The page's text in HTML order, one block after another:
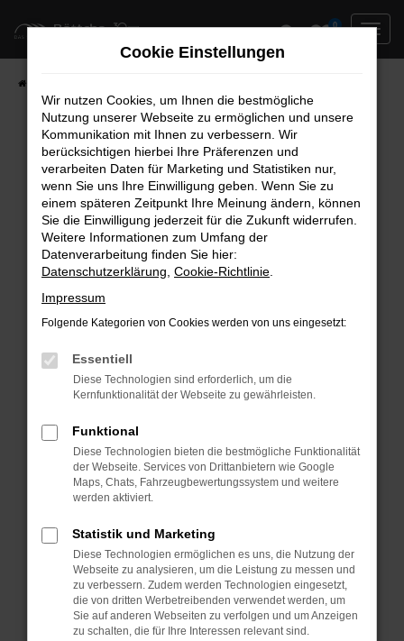
Zum
springen
0
Fehler: Network Error
Beim Laden ist ein Fehler aufgetreten.
Hier sind ein paar Tipps, die dir helfen können:
Überprüfe deine Firewall und deine
Internetverbindung.
Laden andere Webseiten, zum Beispiel deine
Manche Erweiterungen, wie Werbeblocker,
können das Laden bestimmter Seiten
verhindern. Funktioniert die Seite in einem
Fenster?
Starte dein Gerät neu.
Das kann manchmal helfen, vorübergehende
Probleme zu beheben.
Stelle sicher, dass dein Browser und dein
Betriebssystem auf dem neuesten Stand
sind.
Veraltete Software birgt nicht nur ein
Sicherheitsrisiko, sondern kann auch dazu
führen, dass bestimmte Funktionen nicht mehr
Cookie Einstellungen
Wir nutzen Cookies, um Ihnen die bestmögliche
Nutzung unserer Webseite zu ermöglichen und unsere
Kommunikation mit Ihnen zu verbessern. Wir
berücksichtigen hierbei Ihre Präferenzen und
verarbeiten Daten für Marketing und Statistiken nur,
wenn Sie uns Ihre Einwilligung geben. Wenn Sie zu
einem späteren Zeitpunkt Ihre Meinung ändern, können
Sie die Einwilligung jederzeit für die Zukunft widerrufen.
Weitere Informationen zum Umfang der
Datenverarbeitung finden Sie hier:
Datenschutzerklärung Cookie-Richtlinie
Impressum
Folgende Kategorien von Cookies werden von uns eingesetzt:
Essentiell
Diese Technologien sind erforderlich, um die
Kernfunktionalität der Webseite zu gewährleisten.
Funktional
Diese Technologien bieten die bestmögliche Funktionalität
der Webseite. Services von Drittanbietern wie Google
Maps, Chats, Fahrzeugbewertungssystem und weitere
werden aktiviert.
Statistik und Marketing
Diese Technologien ermöglichen es uns, die Nutzung der
Webseite zu analysieren, um die Leistung zu messen und
zu verbessern. Zudem werden Technologien eingesetzt,
die von dritten Werbetreibenden verwendet werden, um
Sie auf anderen Webseiten zu verfolgen und um Anzeigen
zu schalten, die für Ihre Interessen relevant sind.